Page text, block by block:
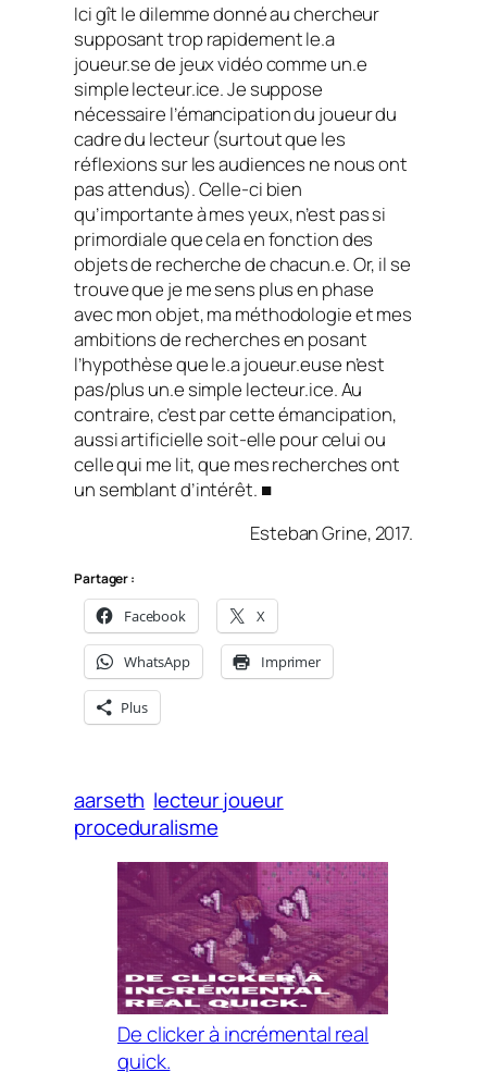
Ici gît le dilemme donné au chercheur
supposant trop rapidement le.a
joueur.se de jeux vidéo comme un.e
simple lecteur.ice. Je suppose
nécessaire l’émancipation du joueur du
cadre du lecteur (surtout que les
réflexions sur les audiences ne nous ont
pas attendus). Celle-ci bien
qu’importante à mes yeux, n’est pas si
primordiale que cela en fonction des
objets de recherche de chacun.e. Or, il se
trouve que je me sens plus en phase
avec mon objet, ma méthodologie et mes
ambitions de recherches en posant
l’hypothèse que le.a joueur.euse n’est
pas/plus un.e simple lecteur.ice. Au
contraire, c’est par cette émancipation,
aussi artificielle soit-elle pour celui ou
celle qui me lit, que mes recherches ont
un semblant d’intérêt. ■
Esteban Grine, 2017.
Partager :
Facebook X
WhatsApp Imprimer
Plus
aarseth lecteur joueur
proceduralisme
De clicker à incrémental real
quick.